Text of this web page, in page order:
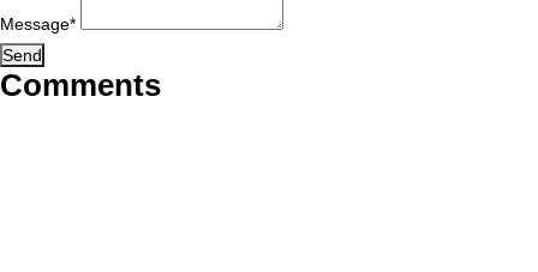
Message*
Send
Comments